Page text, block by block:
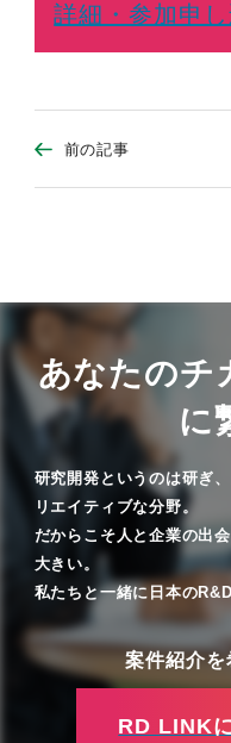
詳細・参加申
前の記事
あなたのチ
に
研究開発というのは研ぎ
リエイティブな分野。
だからこそ人と企業の出
大きい。
私たちと一緒に日本の
案件紹介を
RD LINK